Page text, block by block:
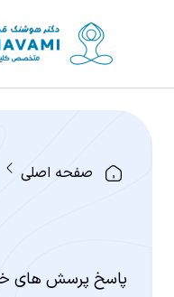
صفحه اصلی
پاسخ پرسش های